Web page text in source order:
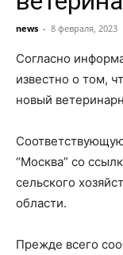
news - 8 февраля, 2023
Согласно
известно о том,
новый
“Москва” со
сельского
области.
Прежде всего